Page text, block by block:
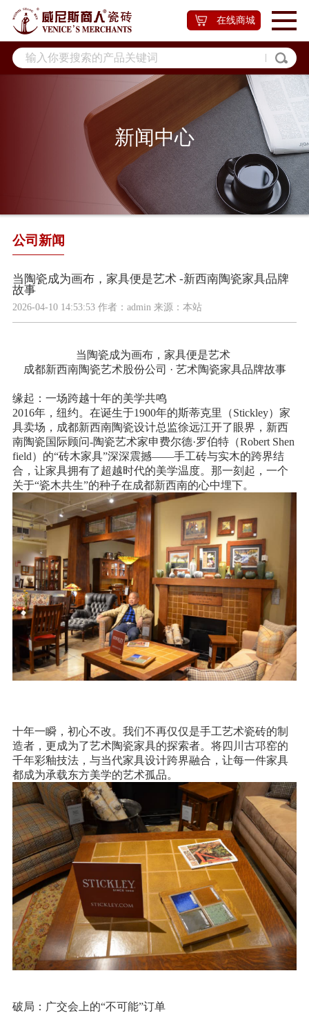
在线商城
新闻中心
公司新闻
当陶瓷成为画布，家具便是艺术 -新西南陶瓷家具品牌
故事
2026-04-10 14:53:53 作者：admin 来源：本站
当陶瓷成为画布，家具便是艺术
成都新西南陶瓷艺术股份公司 · 艺术陶瓷家具品牌故事
缘起：一场跨越十年的美学共鸣
2016年，纽约。在诞生于1900年的斯蒂克里（Stickley）家
具卖场， 成都新西南陶瓷设计总监徐远江开了眼界，新西
南陶瓷国际顾问-陶瓷艺术家申费尔德·罗伯特（Robert Shen
field）的“砖木家具”深深震撼——手工砖与实木的跨界结
合，让家具拥有了超越时代的美学温度。那一刻起，一个
关于“瓷木共生”的种子在成都新西南的心中埋下。
十年一瞬，初心不改。我们不再仅仅是手工艺术瓷砖的制
造者，更成为了艺术陶瓷家具的探索者。将四川古邛窑的
千年彩釉技法，与当代家具设计跨界融合，让每一件家具
都成为承载东方美学的艺术孤品。
破局：广交会上的“不可能”订单